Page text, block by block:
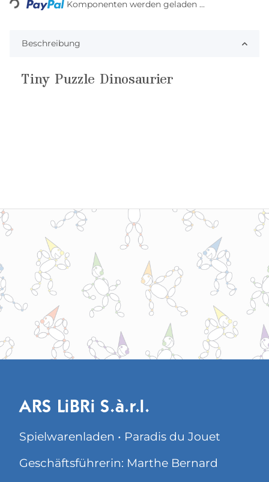
Komponenten werden geladen ...
Beschreibung
Tiny Puzzle Dinosaurier
ARS LiBRi S.à.r.l.
Spielwarenladen • Paradis du Jouet
Geschäftsführerin: Marthe Bernard